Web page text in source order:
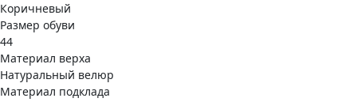
Коричневый
Размер обуви
44
Материал верха
Натуральный велюр
Материал подклада